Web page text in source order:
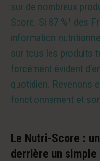
sur de nombreux
Score. Si 87 %¹ des
information
sur tous les produits
forcément évident
quotidien. Revenons
fonctionnement et
Le Nutri-Score :
derrière un simple